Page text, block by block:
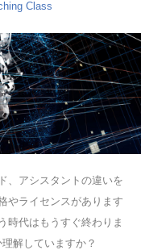
Class
、アシスタントの違いを
やライセンスがあります
時代はもうすぐ終わりま
解していますか？